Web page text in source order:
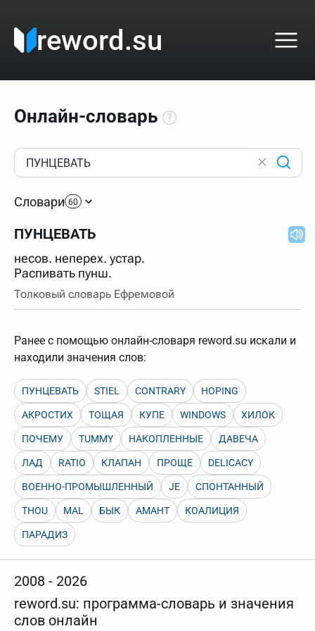
reword.su
Онлайн-словарь
Как пользоваться онлайн-словарём?
которого интересует. Система автоматически подберёт
варианты по начальным буквам и покажет их во
вариантов, откроется страница со словарными
Если точное написание слова неизвестно (как в
кроссворде), неизвестную букву можно заменить
подстановочным знаком звёздочкой (*), а несколько
неизвестных букв — процентом (%). В этом случае меню
с вариантами работать не будет, а после ввода запроса
Для более сложных случаев существует возможность
написать в строке запроса "Пушкин поэт" и нажать
Пушкине, но не о городе.
В сложных запросах тоже могут присутствовать
неизвестные буквы. Например, в кроссворде есть
слово "***м***ов", в задании "русский поэт 19 века".
Пишем в Reword первым словом "***м***ов", далее
через пробел "поэт". Получается "***м***ов поэт" (без
кавычек). Нажимаем "Найти" и получаем статью
"Лермонтов" и не только.
Порядок словарей можно изменять, перетаскивая
словарь вверх или вниз за прямоугольник слева от
названия словаря. Также можно выключать ненужные
словари.
Словари 60
ПУНЦЕВАТЬ
несов. неперех. устар.
Распивать пунш.
Толковый словарь Ефремовой
Ранее с помощью онлайн-словаря reword.su искали и
находили значения слов:
ПУНЦЕВАТЬ STIEL CONTRARY HOPING
АКРОСТИХ ТОЩАЯ КУПЕ WINDOWS ХИЛОК
ПОЧЕМУ TUMMY НАКОПЛЕННЫЕ ДАВЕЧА
ЛАД RATIO КЛАПАН ПРОЩЕ DELICACY
ВОЕННО-ПРОМЫШЛЕННЫЙ JE СПОНТАННЫЙ
THOU MAL БЫК АМАНТ КОАЛИЦИЯ
ПАРАДИЗ
2008 - 2026
reword.su: программа-словарь и значения
слов онлайн